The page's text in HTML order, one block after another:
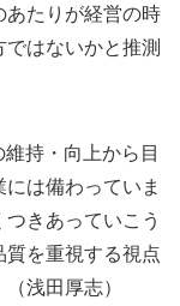
たりが経営の時
はないかと推測
持・向上から目
は備わっていま
きあっていこう
を重視する視点
浅田厚志）